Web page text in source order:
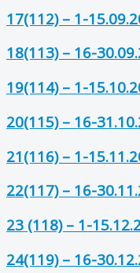
17(112) – 1-
18(113) – 16-
19(114) – 1-
20(115) – 16-
21(116) – 1-
22(117) – 16-
23 (118) – 1-
24(119) – 16-